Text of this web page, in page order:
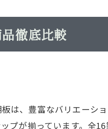
徹底比較
は、豊富なバリエーシ
プが揃っています。全